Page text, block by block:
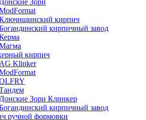
Донские Зори
кирпич
кирпичный завод
кирпич
AG Klinker
Донские Зори Клинкер
кирпичный завод
ручной формовки